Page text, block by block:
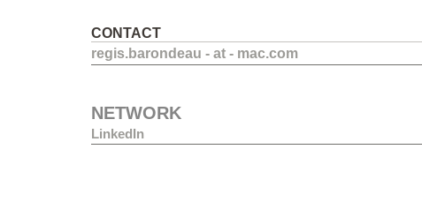
CONTACT
regis.barondeau - at - mac.com
NETWORK
LinkedIn